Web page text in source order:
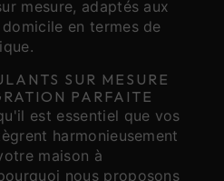
mesure, adaptés aux
en termes de
SUR MESURE
PARFAITE
est essentiel que vos
harmonieusement
maison à
nous proposons